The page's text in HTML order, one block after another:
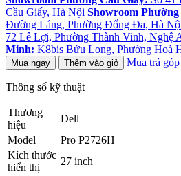
Cầu Giấy, Hà Nội Showroom
Đường Láng, Phường Đống Đa, Hà
72 Lê Lợi, Phường Thành Vinh, Nghệ
Minh: K8bis Bửu Long, Phường Hoà
Mua ngay Thêm vào giỏ Mua trả góp
Thông số kỹ thuật
Thương
hiệu
Dell
Model
Pro P2726H
Kích thước
hiển thị
27 inch